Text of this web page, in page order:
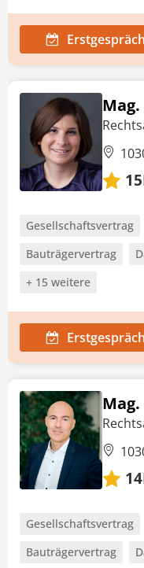
Erstgespräch
15
Gesellschaftsvertrag
Bauträgervertrag
+ 15 weitere
Erstgespräch
14
Gesellschaftsvertrag
Bauträgervertrag